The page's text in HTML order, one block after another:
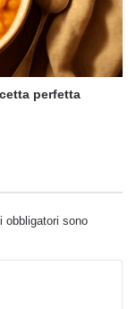
perfetta
obbligatori sono